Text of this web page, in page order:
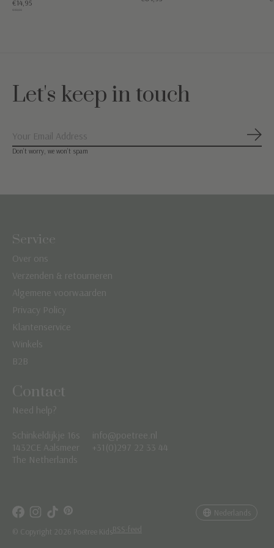
€14,95
€49,95
Let's keep in touch
Don’t worry, we won’t spam
Service
Over ons
Verzenden & retourneren
Algemene voorwaarden
Privacy Policy
Klantenservice
Winkels
B2B
Contact
Need help?
Schinkeldijkje 16s
1432CE Aalsmeer
The Netherlands
info@poetree.nl
+31(0)297 22 33 44
© Copyright 2026 Poetree Kids RSS-feed
Nederlands
Nederlands